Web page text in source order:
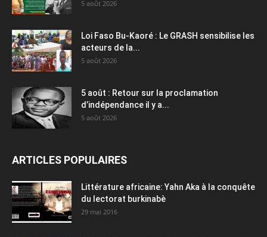
5 août 2026
Loi Faso Bu-Kaoré : Le GRASH sensibilise les
acteurs de la...
5 août 2026
5 août : Retour sur la proclamation
d’indépendance il y a...
5 août 2026
ARTICLES POPULAIRES
Littérature africaine: Yahn Aka à la conquête
du lectorat burkinabè
29 mai 2016